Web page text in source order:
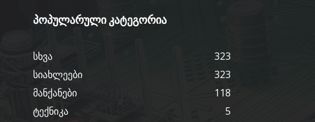
პოპულარული კატეგორია
სხვა
323
სიახლეები
323
მანქანები
118
ტექნიკა
5